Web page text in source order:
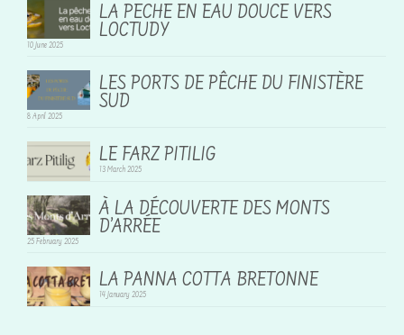
LA PECHE EN EAU DOUCE VERS
LOCTUDY
10 June 2025
LES PORTS DE PÊCHE DU FINISTÈRE
SUD
8 April 2025
LE FARZ PITILIG
13 March 2025
À LA DÉCOUVERTE DES MONTS
D’ARRÉE
25 February 2025
LA PANNA COTTA BRETONNE
14 January 2025